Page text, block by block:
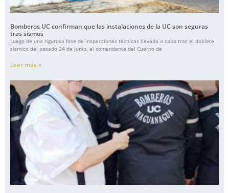
Bomberos UC confirman que las instalaciones de la UC son seguras
tras sismos
Luego de una rigurosa fase de inspecciones técnicas llevada a cabo tras el doblete
sísmico del pasado 24 de junio, el comandante del Cuerpo de
Leer más »